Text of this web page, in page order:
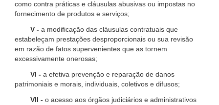
como contra práticas e cláusulas abusivas ou impostas no
fornecimento de produtos e serviços;
V - a modificação das cláusulas contratuais que
estabeleçam prestações desproporcionais ou sua revisão
em razão de fatos supervenientes que as tornem
excessivamente onerosas;
VI - a efetiva prevenção e reparação de danos
patrimoniais e morais, individuais, coletivos e difusos;
VII - o acesso aos órgãos judiciários e administrativos